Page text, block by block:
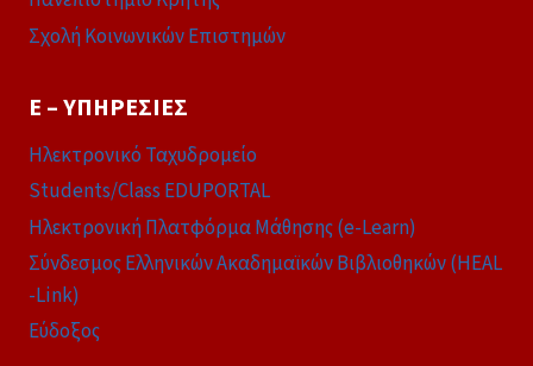
Σχολή Κοινωνικών Επιστημών
E – ΥΠΗΡΕΣΊΕΣ
Ηλεκτρονικό Ταχυδρομείο
Students/Class EDUPORTAL
Ηλεκτρονική Πλατφόρμα Μάθησης (e-Learn)
Σύνδεσμος Ελληνικών Ακαδημαϊκών Βιβλιοθηκών (HEAL
-Link)
Εύδοξος